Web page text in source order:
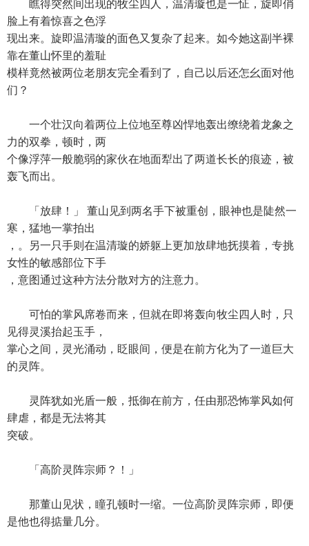
瞧得突然间出现的牧尘四人，温清璇也是一怔，旋即俏
脸上有着惊喜之色浮
现出来。旋即温清璇的面色又复杂了起来。如今她这副半裸
靠在董山怀里的羞耻
模样竟然被两位老朋友完全看到了，自己以后还怎幺面对他
们？
一个壮汉向着两位上位地至尊凶悍地轰出缭绕着龙象之
力的双拳，顿时，两
个像浮萍一般脆弱的家伙在地面犁出了两道长长的痕迹，被
轰飞而出。
「放肆！」 董山见到两名手下被重创，眼神也是陡然一
寒，猛地一掌拍出
，。另一只手则在温清璇的娇躯上更加放肆地抚摸着，专挑
女性的敏感部位下手
，意图通过这种方法分散对方的注意力。
可怕的掌风席卷而来，但就在即将轰向牧尘四人时，只
见得灵溪抬起玉手，
掌心之间，灵光涌动，眨眼间，便是在前方化为了一道巨大
的灵阵。
灵阵犹如光盾一般，抵御在前方，任由那恐怖掌风如何
肆虐，都是无法将其
突破。
「高阶灵阵宗师？！」
那董山见状，瞳孔顿时一缩。一位高阶灵阵宗师，即便
是他也得掂量几分。